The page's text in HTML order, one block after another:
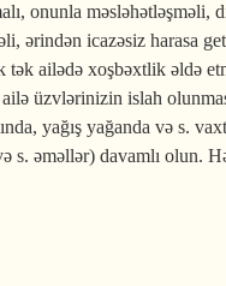
onunla
ərindən icazəsiz harasa
ailədə xoşbəxtlik əldə
üzvlərinizin islah
yağış yağanda və s.
s. əməllər) davamlı olun.